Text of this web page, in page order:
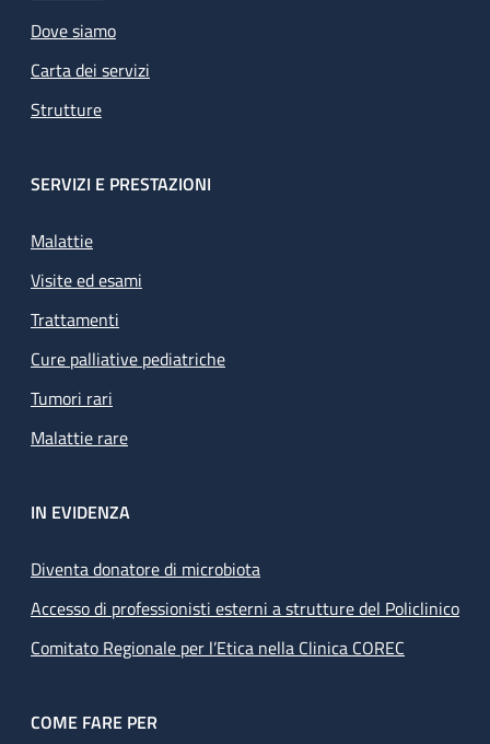
Dove siamo
Carta dei servizi
Strutture
SERVIZI E PRESTAZIONI
Malattie
Visite ed esami
Trattamenti
Cure palliative pediatriche
Tumori rari
Malattie rare
IN EVIDENZA
Diventa donatore di microbiota
Accesso di professionisti esterni a strutture del Policlinico
Comitato Regionale per l’Etica nella Clinica COREC
COME FARE PER